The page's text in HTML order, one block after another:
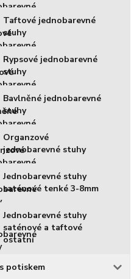
Taftové jednobarevné
stuhy
Rypsové jednobarevné
stuhy
Bavlněné jednobarevné
stuhy
Organzové
jednobarevné stuhy
Jednobarevné stuhy
saténové tenké 3-8mm
Jednobarevné stuhy
saténové a taftové
ostatní
potiskem